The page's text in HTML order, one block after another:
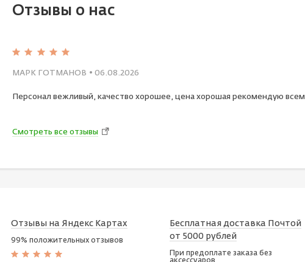
Отзывы о нас
МАРК ГОТМАНОВ • 06.08.2026
Персонал вежливый, качество хорошее, цена хорошая рекомендую всем
Смотреть все отзывы
Отзывы на Яндекс Картах
99% положительных отзывов
Бесплатная доставка Почтой
от 5000 рублей
При предоплате заказа без